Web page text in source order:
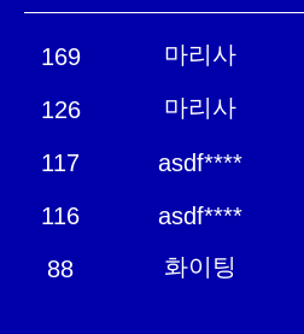
169 마리사
126 마리사
117 asdf****
116 asdf****
88 화이팅